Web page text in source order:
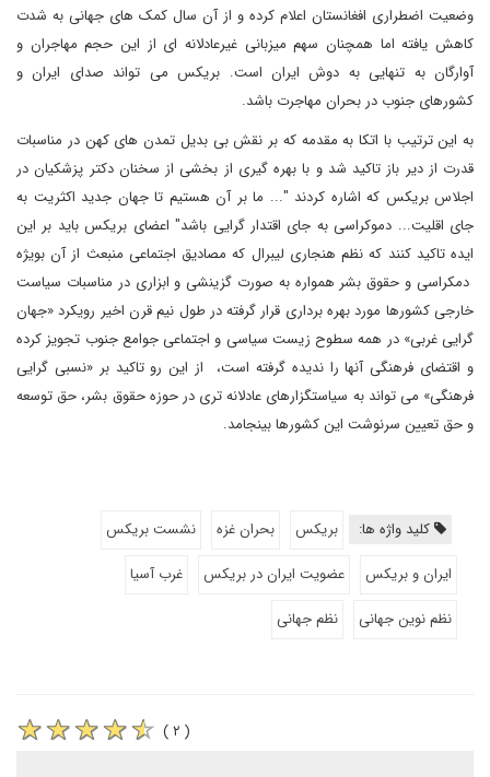
وضعیت اضطراری افغانستان اعلام کرده و از آن سال کمک های جهانی به شدت
کاهش یافته اما همچنان سهم میزبانی غیرعادلانه ای از این حجم مهاجران و
آوارگان به تنهایی به دوش ایران است. بریکس می تواند صدای ایران و
کشورهای جنوب در بحران مهاجرت باشد.
به این ترتیب با اتکا به مقدمه که بر نقش بی بدیل تمدن های کهن در مناسبات
قدرت از دیر باز تاکید شد و با بهره گیری از بخشی از سخنان دکتر پزشکیان در
اجلاس بریکس که اشاره کردند "... ما بر آن هستیم تا جهان جدید اکثریت به
جای اقلیت... دموکراسی به جای اقتدار گرایی باشد" اعضای بریکس باید بر این
ایده تاکید کنند که نظم هنجاری لیبرال که مصادیق اجتماعی منبعث از آن بویژه
دمکراسی و حقوق بشر همواره به صورت گزینشی و ابزاری در مناسبات سیاست
خارجی کشورها مورد بهره برداری قرار گرفته در طول نیم قرن اخیر رویکرد «جهان
گرایی غربی» در همه سطوح زیست سیاسی و اجتماعی جوامع جنوب تجویز کرده
و اقتضای فرهنگی آنها را ندیده گرفته است، از این رو تاکید بر «نسبی گرایی
فرهنگی» می تواند به سیاستگزارهای عادلانه تری در حوزه حقوق بشر، حق توسعه
و حق تعیین سرنوشت این کشورها بینجامد.
کلید واژه ها: بریکس بحران غزه
نشست بریکس
ایران و بریکس
عضویت ایران در بریکس
غرب آسیا
نظم نوین جهانی
نظم جهانی
( ۲ )